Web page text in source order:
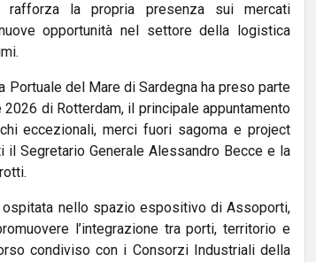
rafforza la propria presenza sui mercati
opportunità nel settore della logistica
Portuale del Mare di Sardegna ha preso parte
di Rotterdam, il principale appuntamento
eccezionali, merci fuori sagoma e project
il Segretario Generale Alessandro Becce e la
ospitata nello spazio espositivo di Assoporti,
l’integrazione tra porti, territorio e
condiviso con i Consorzi Industriali della